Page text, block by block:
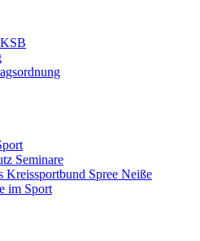
Seminare
Kreissportbund Spree Neiße
im Sport